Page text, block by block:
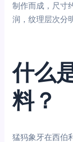
制作而成，尺寸
润，纹理层次分
什么
料？
猛犸象牙在西伯